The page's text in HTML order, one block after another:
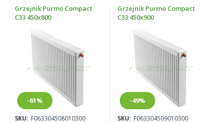
Grzejnik Purmo Compact
C33 450x800
-61%
SKU: F063304508010300
Grzejnik Purmo Compact
C33 450x900
-49%
SKU: F063304509010300